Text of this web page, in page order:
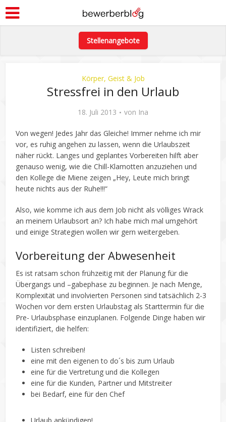
Stellenangebote
Körper, Geist & Job
Stressfrei in den Urlaub
18. Juli 2013 von Ina
Von wegen! Jedes Jahr das Gleiche! Immer nehme ich mir
vor, es ruhig angehen zu lassen, wenn die Urlaubszeit
näher rückt. Langes und geplantes Vorbereiten hilft aber
genauso wenig, wie die Chill-Klamotten anzuziehen und
den Kollege die Miene zeigen „Hey, Leute mich bringt
heute nichts aus der Ruhe!!!“
Also, wie komme ich aus dem Job nicht als völliges Wrack
an meinem Urlaubsort an? Ich habe mich mal umgehört
und einige Strategien wollen wir gern weitergeben.
Vorbereitung der Abwesenheit
Es ist ratsam schon frühzeitig mit der Planung für die
Übergangs und –gabephase zu beginnen. Je nach Menge,
Komplexität und involvierten Personen sind tatsächlich 2-3
Wochen vor dem ersten Urlaubstag als Starttermin für die
Pre- Urlaubsphase einzuplanen. Folgende Dinge haben wir
identifiziert, die helfen:
Listen schreiben!
eine mit den eigenen to do´s bis zum Urlaub
eine für die Vertretung und die Kollegen
eine für die Kunden, Partner und Mitstreiter
bei Bedarf, eine für den Chef